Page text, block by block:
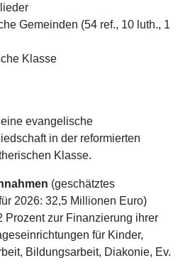
Gemeinden (54 ref., 10 luth., 1
Klasse
evangelische
in der reformierten
Klasse.
(geschätztes
2026: 32,5 Millionen Euro)
Prozent zur Finanzierung ihrer
für Kinder,
Bildungsarbeit, Diakonie, Ev.